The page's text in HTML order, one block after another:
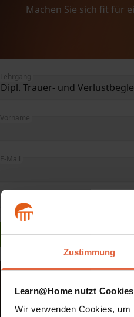
Zustimmung
Learn@Home nutzt
Wir verwenden Cookies,
Machen Sie sich fit für
Lehrgang
Dipl. Trauer- und
Vorname
E-Mail
Ich bestätige die